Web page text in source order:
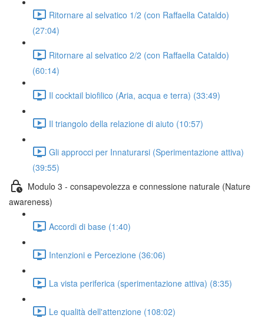
Ritornare al selvatico 1/2 (con Raffaella Cataldo)
(27:04)
Ritornare al selvatico 2/2 (con Raffaella Cataldo)
(60:14)
Il cocktail biofilico (Aria, acqua e terra) (33:49)
Il triangolo della relazione di aiuto (10:57)
Gli approcci per Innaturarsi (Sperimentazione attiva)
(39:55)
Modulo 3 - consapevolezza e connessione naturale (Nature
awareness)
Accordi di base (1:40)
Intenzioni e Percezione (36:06)
La vista periferica (sperimentazione attiva) (8:35)
Le qualità dell'attenzione (108:02)